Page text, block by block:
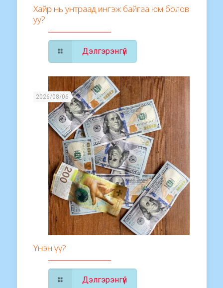
Хайр нь унтраад ингэж байгаа юм болов
уу?
Дэлгэрэнгүй
2026/08/06
Үнэн үү?
Дэлгэрэнгүй